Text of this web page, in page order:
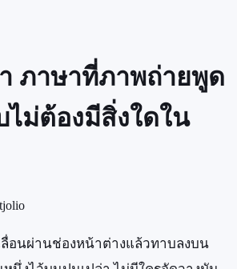
ภาษาที่ภาพถ่ายพูด
ม่ต้องมีสิ่งใดใน
ลื่อนผ่านช่องหน้าต่างแล้วทาบลงบน